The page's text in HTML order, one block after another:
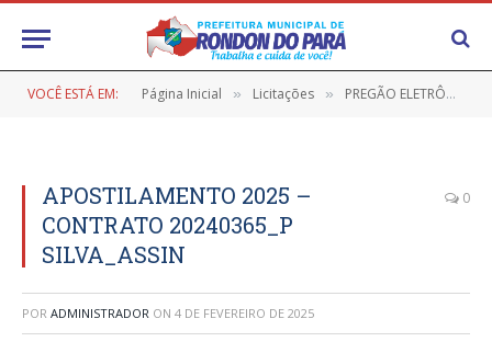
VOCÊ ESTÁ EM: Página Inicial » Licitações » PREGÃO ELETRÔNICO Nº 9/2023-029 PMRP (REGISTRO DE PREÇO VISANDO FUTURA CONTRATAÇÃO DE EMPRESA PARA A AQUISIÇÃO DE MATERIAL DE EXPEDIENTE)
APOSTILAMENTO 2025 –
CONTRATO 20240365_P
SILVA_ASSIN
0
POR ADMINISTRADOR ON 4 DE FEVEREIRO DE 2025